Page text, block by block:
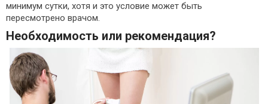
минимум сутки, хотя и это условие может быть
пересмотрено врачом.
Необходимость или рекомендация?